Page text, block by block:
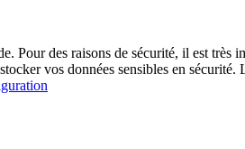
Pour des raisons de sécurité, il est très
vos données sensibles en sécurité.